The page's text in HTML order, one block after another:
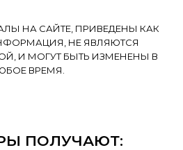
НА САЙТЕ, ПРИВЕДЕНЫ КАК
НЕ ЯВЛЯЮТСЯ
И МОГУТ БЫТЬ ИЗМЕНЕНЫ В
ВРЕМЯ.
ПОЛУЧАЮТ: